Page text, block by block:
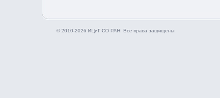
© 2010-2026 ИЦиГ СО РАН. Все права защищены.